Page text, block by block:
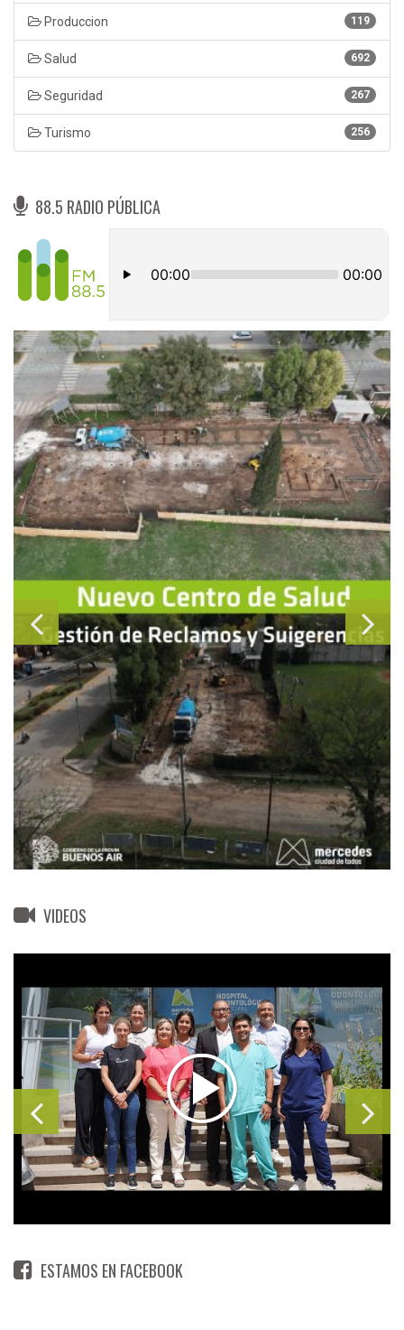
119
Produccion
692
Salud
267
Seguridad
256
Turismo
88.5 RADIO PÚBLICA
VIDEOS
ESTAMOS EN FACEBOOK